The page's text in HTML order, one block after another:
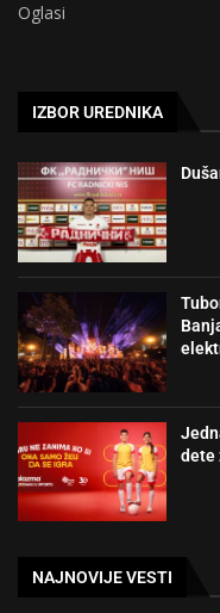
Oglasi
IZBOR UREDNIKA
dete
NAJNOVIJE VESTI